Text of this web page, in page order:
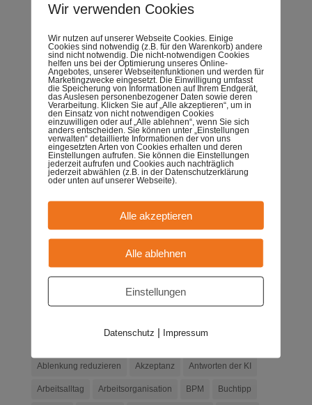
für Führungskräfte Neue Ideen stoßen im beruflichen
Begeisterung. Viel häufiger begegnen sie uns mit
Skepsis, manchmal...
Tricksen, Täuschen, Tarnen
vonMarion|Apr. 13, 2021|Blog
Wenn Ziele und Kennzahlen zu absurden
Verhaltensweisen führen Ziele und Kennzahlen gelten
versprechen Transparenz, Vergleichbarkeit und
Steuerbarkeit. Doch nicht selten führen sie genau dort,
wo sie für Orientierung...
Ablenkung reduzieren Akzeptanz Antworten der KI
Arbeitsalltag Arbeitsorganisation BPM Buchtipp
Wir verwenden Cookies
Wir nutzen auf unserer Webseite Cookies. Einige
Cookies sind notwendig (z.B. für den Warenkorb) andere
sind nicht notwendig. Die nicht-notwendigen Cookies
helfen uns bei der Optimierung unseres Online-
Angebotes, unserer Webseitenfunktionen und werden für
Marketingzwecke eingesetzt. Die Einwilligung umfasst
die Speicherung von Informationen auf Ihrem Endgerät,
das Auslesen personenbezogener Daten sowie deren
Verarbeitung. Klicken Sie auf „Alle akzeptieren“, um in
den Einsatz von nicht notwendigen Cookies
einzuwilligen oder auf „Alle ablehnen“, wenn Sie sich
anders entscheiden. Sie können unter „Einstellungen
verwalten“ detaillierte Informationen der von uns
eingesetzten Arten von Cookies erhalten und deren
Einstellungen aufrufen. Sie können die Einstellungen
jederzeit aufrufen und Cookies auch nachträglich
jederzeit abwählen (z.B. in der Datenschutzerklärung
oder unten auf unserer Webseite).
Alle akzeptieren
Alle ablehnen
Einstellungen
Datenschutz | Impressum